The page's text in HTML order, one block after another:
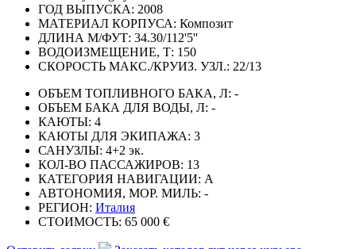
ГОД ВЫПУСКА: 2008
МАТЕРИАЛ КОРПУСА: Композит
ДЛИНА М/ФУТ: 34.30/112'5''
ВОДОИЗМЕЩЕНИЕ, Т: 150
СКОРОСТЬ МАКС./КРУИЗ. УЗЛ.: 22/13
ОБЪЕМ ТОПЛИВНОГО БАКА, Л: -
ОБЪЕМ БАКА ДЛЯ ВОДЫ, Л: -
КАЮТЫ: 4
КАЮТЫ ДЛЯ ЭКИПАЖА: 3
САНУЗЛЫ: 4+2 эк.
КОЛ-ВО ПАССАЖИРОВ: 13
КАТЕГОРИЯ НАВИГАЦИИ: А
АВТОНОМИЯ, МОР. МИЛЬ: -
РЕГИОН: Италия
СТОИМОСТЬ: 65 000 €